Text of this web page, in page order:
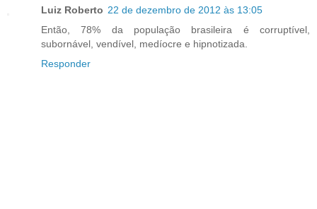
Luiz Roberto 22 de dezembro de 2012 às 13:05
Então, 78% da população brasileira é corruptível,
subornável, vendível, medíocre e hipnotizada.
Responder